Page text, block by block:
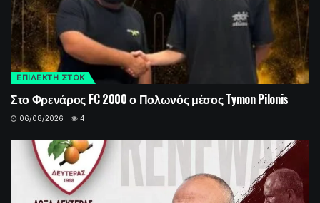
ΕΠΙΛΕΚΤΗ ΣΤΟΚ
Στο Φρενάρος FC 2000 ο Πολωνός μέσος Tymon Pilonis
06/08/2026 4